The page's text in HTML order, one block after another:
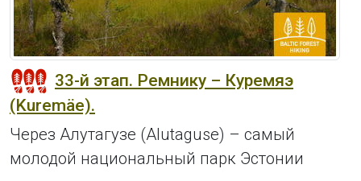
33-й этап. Ремнику – Куремяэ
(Kuremäe).
Через Алутагузе (Alutaguse) – самый
молодой национальный парк Эстонии